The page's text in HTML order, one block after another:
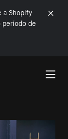
a Shopify
período de